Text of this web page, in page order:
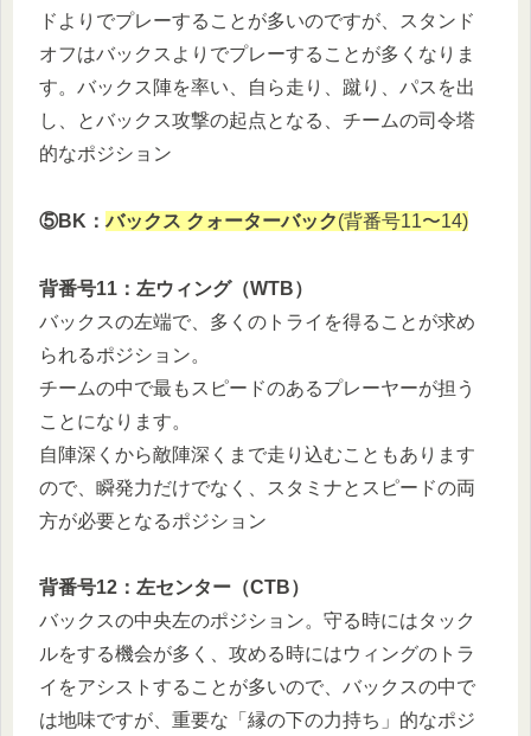
ドよりでプレーすることが多いのですが、スタンド
オフはバックスよりでプレーすることが多くなりま
す。バックス陣を率い、自ら走り、蹴り、パスを出
し、とバックス攻撃の起点となる、チームの司令塔
的なポジション
⑤BK：バックス クォーターバック(背番号11〜14)
背番号11：左ウィング（WTB）
バックスの左端で、多くのトライを得ることが求め
られるポジション。
チームの中で最もスピードのあるプレーヤーが担う
ことになります。
自陣深くから敵陣深くまで走り込むこともあります
ので、瞬発力だけでなく、スタミナとスピードの両
方が必要となるポジション
背番号12：左センター（CTB）
バックスの中央左のポジション。守る時にはタック
ルをする機会が多く、攻める時にはウィングのトラ
イをアシストすることが多いので、バックスの中で
は地味ですが、重要な「縁の下の力持ち」的なポジ